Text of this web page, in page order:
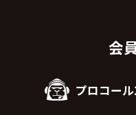
会
プロコー